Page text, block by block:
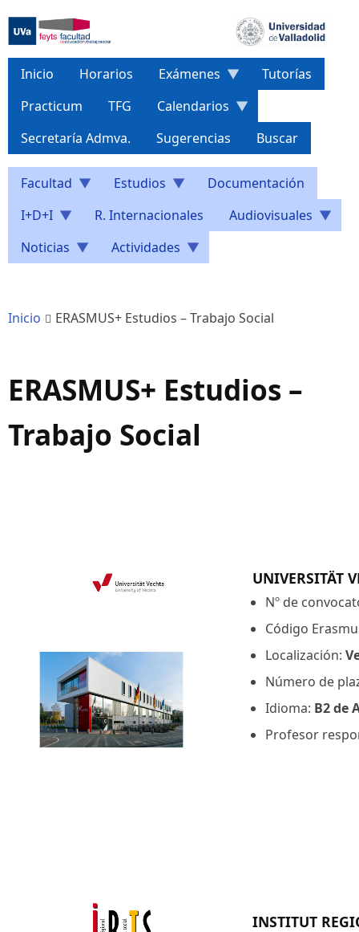
contenido
principal
Inicio Horarios Exámenes
Tutorías
Practicum
TFG
Calendarios
Secretaría Admva.
Sugerencias Buscar
Facultad Estudios
Documentación
I+D+I
R. Internacionales
Audiovisuales
Noticias
Actividades
Inicio ERASMUS+ Estudios – Trabajo Social
ERASMUS+ Estudios –
Trabajo Social
UNIVERSITÄT
Nº de
Código
Localización:
Número de
Idioma: B2 de
Profesor
INSTITUT